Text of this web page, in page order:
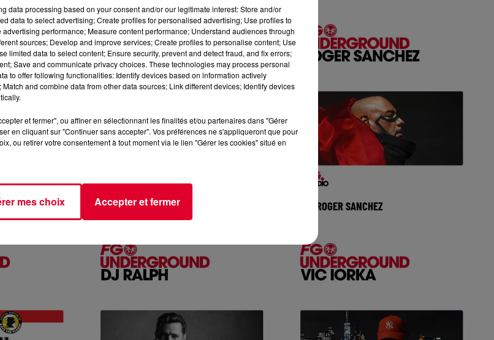
avec Eelke
MIX : SOUND OF SILENCE
Réécoutez FG Underground avec
🎧 Ecoutez la radio MAXXIMUM
MIX : ROGER SANCHEZ
Roger Sanchez du dimanche 02 aout
2026 🎧 Ecoutez la radio MAXXIMUM
data processing based on your consent and/or our legitimate interest: Store and/or
data to select advertising; Create profiles for personalised advertising; Use profiles to
performance; Measure content performance; Understand audiences through
sources; Develop and improve services; Create profiles to personalise content; Use
limited data to select content; Ensure security, prevent and detect fraud, and fix errors;
Save and communicate privacy choices. These technologies may process personal
to offer following functionalities: Identify devices based on information actively
and combine data from other data sources; Link different devices; Identify devices
et fermer", ou affiner en sélectionnant les finalités et/ou partenaires dans "Gérer
en cliquant sur "Continuer sans accepter". Vos préférences ne s'appliqueront que pour
ou retirer votre consentement à tout moment via le lien "Gérer les cookies" situé en
mes choix Accepter et fermer